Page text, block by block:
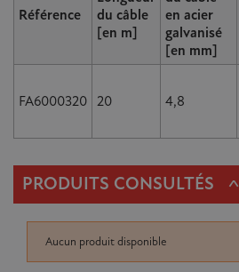
Référence
du câble
[en m]
en acier
galvanisé
[en mm]
FA6000320 20 4,8
PRODUITS CONSULTÉS ^
Aucun produit disponible